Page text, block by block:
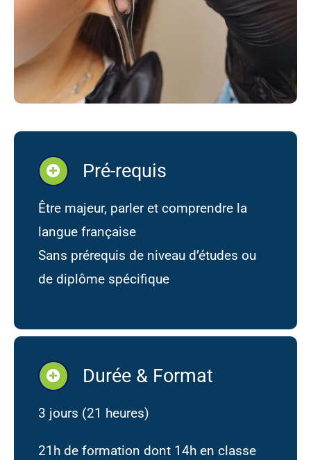
Pré-requis
Être majeur, parler et comprendre la
langue française
Sans prérequis de niveau d’études ou
de diplôme spécifique
Durée & Format
3 jours (21 heures)
21h de formation dont 14h en classe